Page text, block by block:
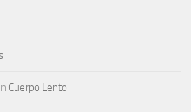
Cuerpo Lento